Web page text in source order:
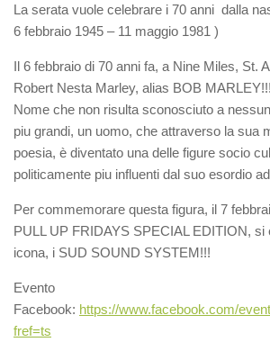
La serata vuole celebrare i 70 anni dalla
6 febbraio 1945 – 11 maggio 1981 )
Il 6 febbraio di 70 anni fa, a Nine Miles, St.
Robert Nesta Marley, alias BOB MARLEY!!!
Nome che non risulta sconosciuto a
piu grandi, un uomo, che attraverso la sua
poesia, è diventato una delle figure socio
politicamente piu influenti dal suo esordio
Per commemorare questa figura, il 7
PULL UP FRIDAYS SPECIAL EDITION, si
icona, i SUD SOUND SYSTEM!!!
Evento
Facebook: https://www.facebook.com/
fref=ts